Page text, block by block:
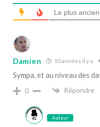
Le plus ancien
Damien 10 années il y a
Sympa, et au niveau des
0 Répondre
Auteur